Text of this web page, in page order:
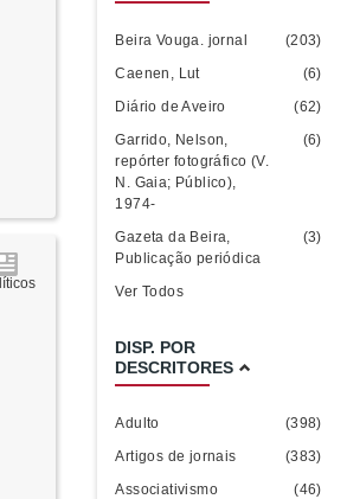
Beira Vouga. jornal
(203)
Caenen, Lut
(6)
Diário de Aveiro
(62)
Garrido, Nelson,
repórter fotográfico (V.
N. Gaia; Público),
1974-
(6)
Gazeta da Beira,
Publicação periódica
(3)
Ver Todos
DISP. POR
DESCRITORES
Adulto
(398)
Artigos de jornais
(383)
Associativismo
(46)